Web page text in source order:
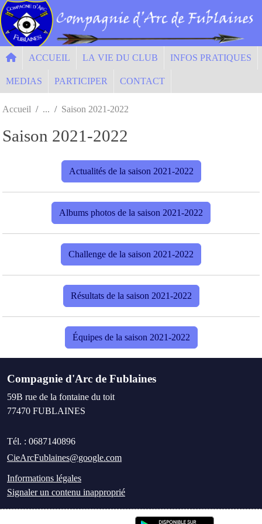
ACCUEIL LA VIE DU CLUB INFOS PRATIQUES
MEDIAS PARTICIPER CONTACT
Accueil Saison 2021-2022
Saison 2021-2022
Actualités de la saison 2021-2022
Albums photos de la saison 2021-2022
Challenge de la saison 2021-2022
Résultats de la saison 2021-2022
Équipes de la saison 2021-2022
Compagnie d'Arc de Fublaines
59B rue de la fontaine du toit
77470 FUBLAINES
Tél. : 0687140896
CieArcFublaines@google.com
Informations légales
Signaler un contenu inapproprié
Panneau de gestion des cookies